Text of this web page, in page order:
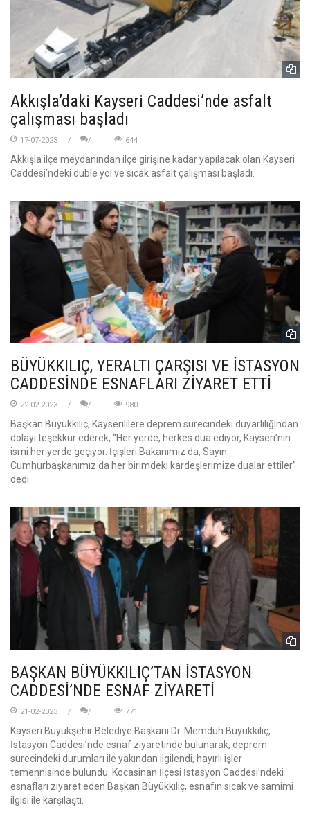
Akkışla’daki Kayseri Caddesi’nde asfalt
çalışması başladı
17-07-2023 644
Akkışla ilçe meydanından ilçe girişine kadar yapılacak olan Kayseri
Caddesi’ndeki duble yol ve sıcak asfalt çalışması başladı.
BÜYÜKKILIÇ, YERALTI ÇARŞISI VE İSTASYON
CADDESİNDE ESNAFLARI ZİYARET ETTİ
22-02-2023 980
Başkan Büyükkılıç, Kayserililere deprem sürecindeki duyarlılığından
dolayı teşekkür ederek, “Her yerde, herkes dua ediyor, Kayseri’nin
ismi her yerde geçiyor. İçişleri Bakanımız da, Sayın
Cumhurbaşkanımız da her birimdeki kardeşlerimize dualar ettiler”
dedi.
BAŞKAN BÜYÜKKILIÇ’TAN İSTASYON
CADDESİ’NDE ESNAF ZİYARETİ
21-02-2023 771
Kayseri Büyükşehir Belediye Başkanı Dr. Memduh Büyükkılıç,
İstasyon Caddesi’nde esnaf ziyaretinde bulunarak, deprem
sürecindeki durumları ile yakından ilgilendi, hayırlı işler
temennisinde bulundu. Kocasinan İlçesi İstasyon Caddesi’ndeki
esnafları ziyaret eden Başkan Büyükkılıç, esnafın sıcak ve samimi
ilgisi ile karşılaştı.